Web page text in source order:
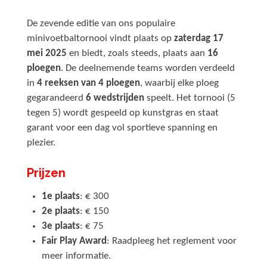
De zevende editie van ons populaire
minivoetbaltornooi vindt plaats op zaterdag 17
mei 2025 en biedt, zoals steeds, plaats aan 16
ploegen. De deelnemende teams worden verdeeld
in 4 reeksen van 4 ploegen, waarbij elke ploeg
gegarandeerd 6 wedstrijden speelt. Het tornooi (5
tegen 5) wordt gespeeld op kunstgras en staat
garant voor een dag vol sportieve spanning en
plezier.
Prijzen
1e plaats: € 300
2e plaats: € 150
3e plaats: € 75
Fair Play Award: Raadpleeg het reglement voor
meer informatie.